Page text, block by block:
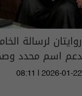
روايتان لرسالة
دعم اسم محدد
08:11 | 2026-01-22